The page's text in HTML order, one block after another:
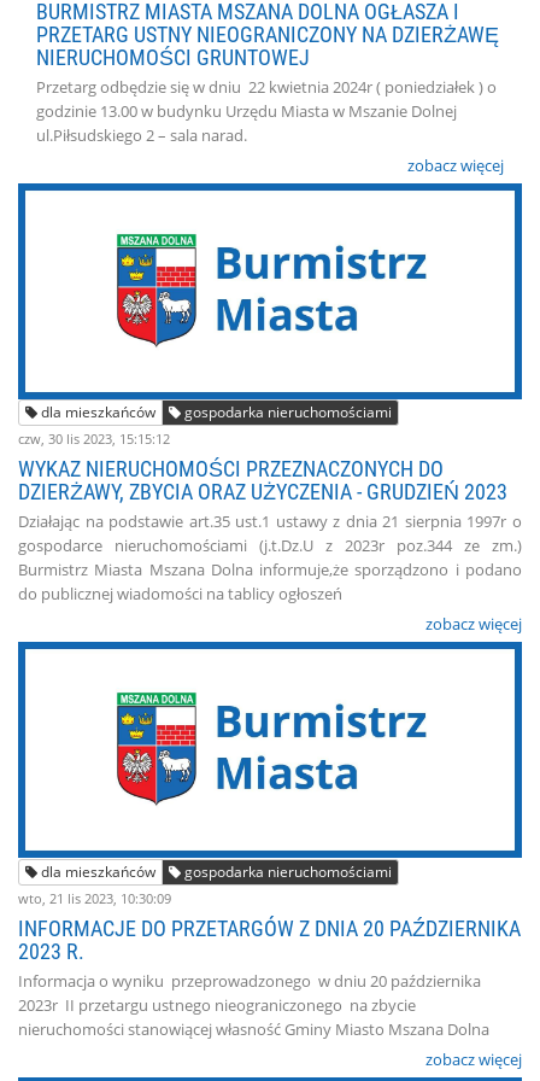
BURMISTRZ MIASTA MSZANA DOLNA OGŁASZA I
PRZETARG USTNY NIEOGRANICZONY NA DZIERŻAWĘ
NIERUCHOMOŚCI GRUNTOWEJ
Przetarg odbędzie się w dniu 22 kwietnia 2024r ( poniedziałek ) o
godzinie 13.00 w budynku Urzędu Miasta w Mszanie Dolnej
ul.Piłsudskiego 2 – sala narad.
zobacz więcej
dla mieszkańców gospodarka nieruchomościami
czw, 30 lis 2023, 15:15:12
WYKAZ NIERUCHOMOŚCI PRZEZNACZONYCH DO
DZIERŻAWY, ZBYCIA ORAZ UŻYCZENIA - GRUDZIEŃ 2023
Działając na podstawie art.35 ust.1 ustawy z dnia 21 sierpnia 1997r o
gospodarce nieruchomościami (j.t.Dz.U z 2023r poz.344 ze zm.)
Burmistrz Miasta Mszana Dolna informuje,że sporządzono i podano
do publicznej wiadomości na tablicy ogłoszeń
zobacz więcej
dla mieszkańców gospodarka nieruchomościami
wto, 21 lis 2023, 10:30:09
INFORMACJE DO PRZETARGÓW Z DNIA 20 PAŹDZIERNIKA
2023 R.
Informacja o wyniku przeprowadzonego w dniu 20 października
2023r II przetargu ustnego nieograniczonego na zbycie
nieruchomości stanowiącej własność Gminy Miasto Mszana Dolna
zobacz więcej